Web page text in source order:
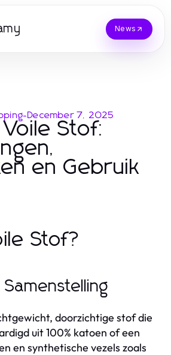
News
-December 7, 2025
Voile Stof:
en Gebruik
Stof?
doorzichtige stof die
uit 100% katoen of een
en synthetische vezels zoals